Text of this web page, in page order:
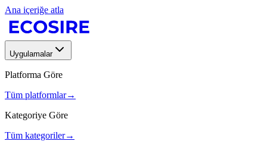
Ana içeriğe atla
Uygulamalar
Platforma Göre
Tüm platformlar→
Kategoriye Göre
Tüm kategoriler→